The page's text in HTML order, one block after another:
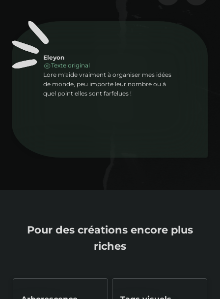
Eleyon
Texte original
Lore m'aide vraiment à organiser mes idées
de monde, peu importe leur nombre ou à
quel point elles sont farfelues !
Pour des créations encore plus
riches